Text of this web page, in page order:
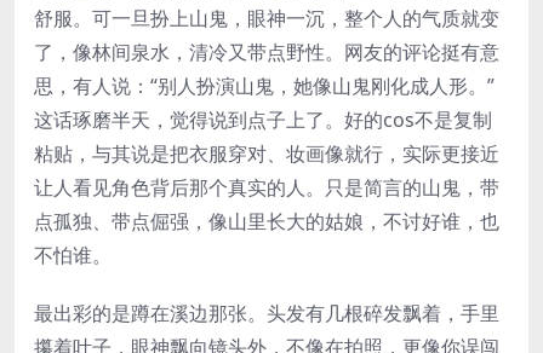
舒服。可一旦扮上山鬼，眼神一沉，整个人的气质就变
了，像林间泉水，清冷又带点野性。网友的评论挺有意
思，有人说：“别人扮演山鬼，她像山鬼刚化成人形。”
这话琢磨半天，觉得说到点子上了。好的cos不是复制
粘贴，与其说是把衣服穿对、妆画像就行，实际更接近
让人看见角色背后那个真实的人。只是简言的山鬼，带
点孤独、带点倔强，像山里长大的姑娘，不讨好谁，也
不怕谁。
最出彩的是蹲在溪边那张。头发有几根碎发飘着，手里
攥着叶子，眼神飘向镜头外，不像在拍照，更像你误闯